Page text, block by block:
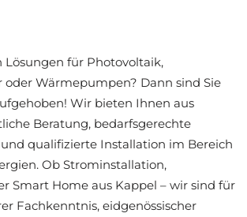
Lösungen für Photovoltaik,
oder Wärmepumpen? Dann sind Sie
Wir bieten Ihnen aus
Beratung, bedarfsgerechte
qualifizierte Installation im Bereich
Ob Strominstallation,
Smart Home aus Kappel – wir sind für
Fachkenntnis, eidgenössischer